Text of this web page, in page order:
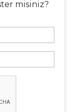
misiniz?